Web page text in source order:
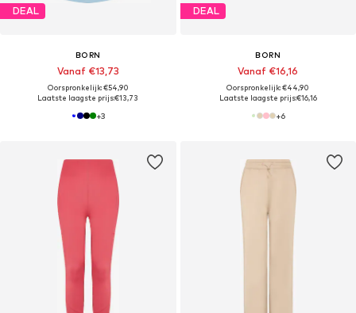
DEAL
BORN
Vanaf €13,73
Oorspronkelijk: €54,90
Laatste laagste prijs:€13,73
+3
DEAL
BORN
Vanaf €16,16
Oorspronkelijk: €44,90
Laatste laagste prijs:€16,16
+6